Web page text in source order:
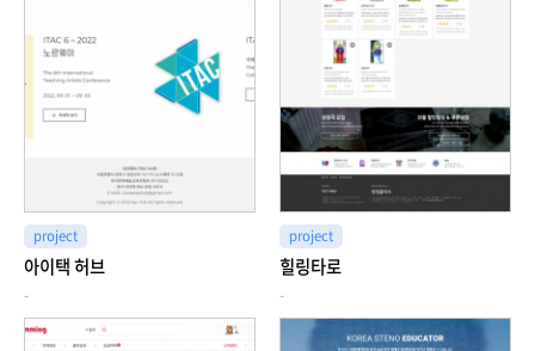
project
아이택 허브
-
project
힐링타로
-